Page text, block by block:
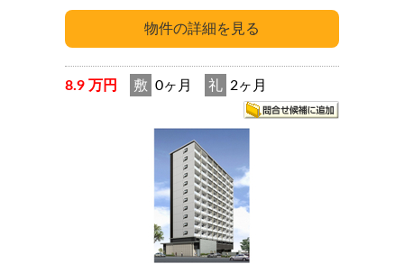
8.9 万円 敷 0ヶ月 礼 2ヶ月